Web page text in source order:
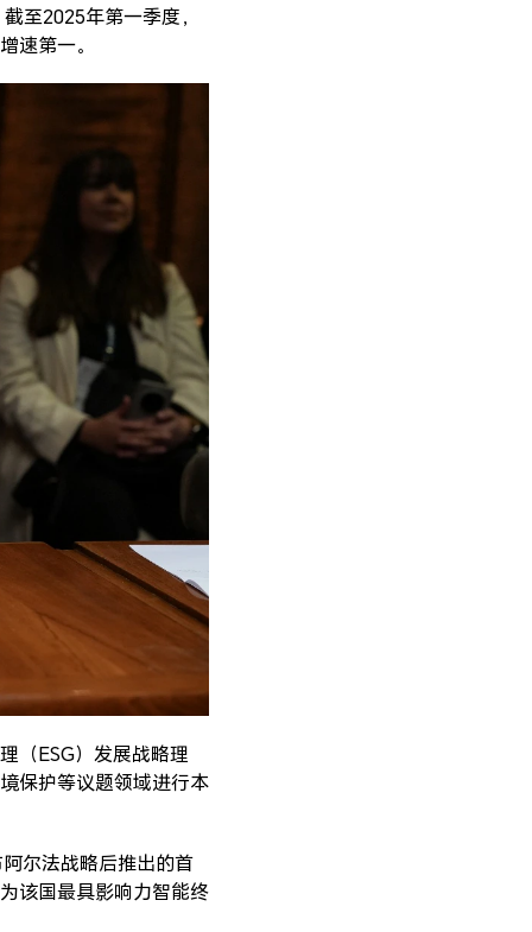
至2025年第一季度，
速第一。
（ESG）发展战略理
保护等议题领域进行本
尔法战略后推出的首
该国最具影响力智能终